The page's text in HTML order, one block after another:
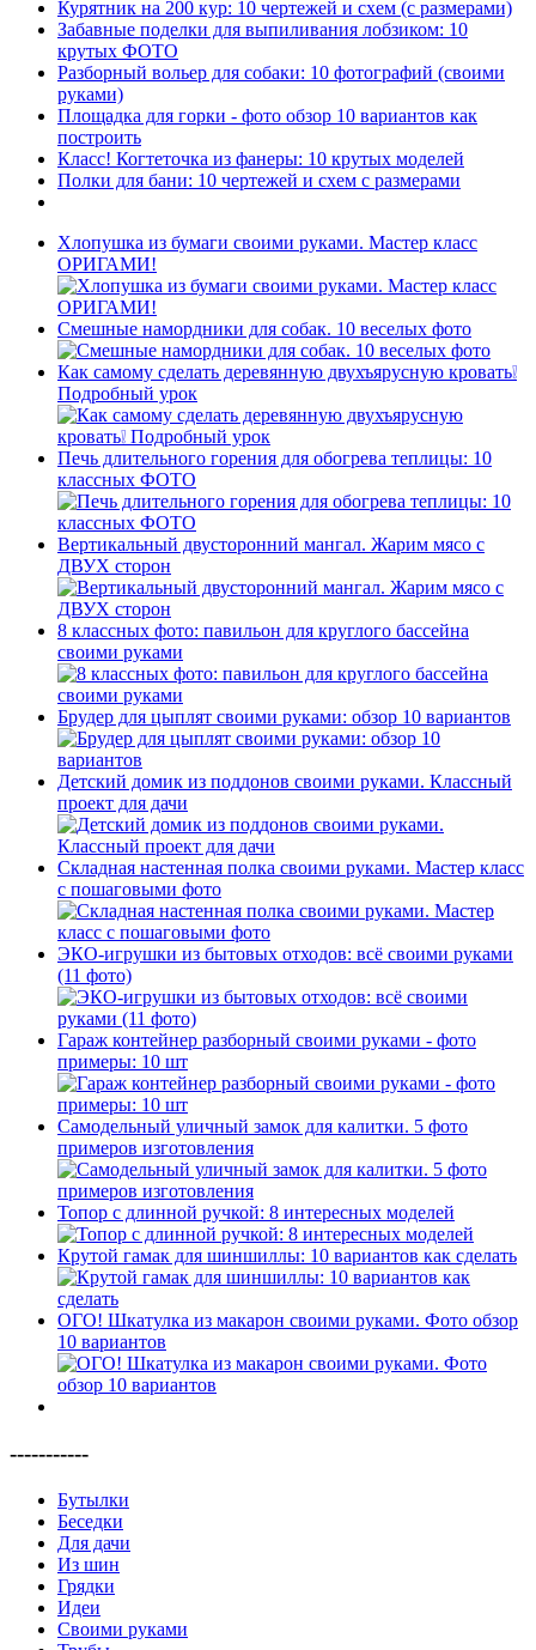
Курятник на 200 кур: 10 чертежей и схем (с размерами)
Забавные поделки для выпиливания лобзиком: 10
крутых ФОТО
Разборный вольер для собаки: 10 фотографий (своими
руками)
Площадка для горки - фото обзор 10 вариантов как
построить
Класс! Когтеточка из фанеры: 10 крутых моделей
Полки для бани: 10 чертежей и схем с размерами
Хлопушка из бумаги своими руками. Мастер класс
ОРИГАМИ!
Смешные намордники для собак. 10 веселых фото
Как самому сделать деревянную двухъярусную кровать❕
Подробный урок
Печь длительного горения для обогрева теплицы: 10
классных ФОТО
Вертикальный двусторонний мангал. Жарим мясо с
ДВУХ сторон
8 классных фото: павильон для круглого бассейна
своими руками
Брудер для цыплят своими руками: обзор 10 вариантов
Детский домик из поддонов своими руками. Классный
проект для дачи
Складная настенная полка своими руками. Мастер класс
с пошаговыми фото
ЭКО-игрушки из бытовых отходов: всё своими руками
(11 фото)
Гараж контейнер разборный своими руками - фото
примеры: 10 шт
Самодельный уличный замок для калитки. 5 фото
примеров изготовления
Топор с длинной ручкой: 8 интересных моделей
Крутой гамак для шиншиллы: 10 вариантов как сделать
ОГО! Шкатулка из макарон своими руками. Фото обзор
10 вариантов
-----------
Бутылки
Беседки
Для дачи
Из шин
Грядки
Идеи
Своими руками